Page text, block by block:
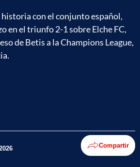
con el conjunto español,
en el triunfo 2-1 sobre Elche FC,
de Betis a la Champions League,
Compartir